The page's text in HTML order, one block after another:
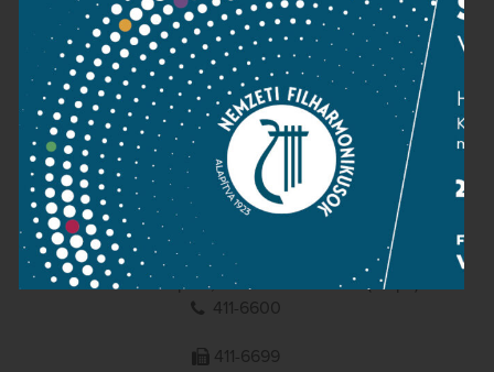
Impresszum
NEMZETI
FILHARMONIKUSOK
1095 Budapest, Komor Marcell u. 1. (Müpa)
411-6600
411-6699